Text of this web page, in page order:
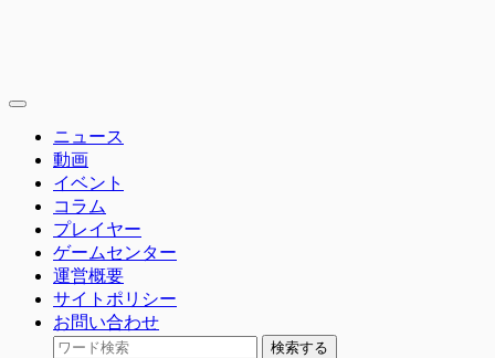
toggle
ニュース
動画
イベント
コラム
プレイヤー
ゲームセンター
運営概要
サイトポリシー
お問い合わせ
検索する